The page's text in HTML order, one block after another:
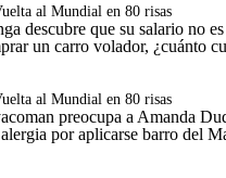
al Mundial en 80 risas
descubre que su salario no
un carro volador, ¿cuánto
al Mundial en 80 risas
preocupa a Amanda
por aplicarse barro del